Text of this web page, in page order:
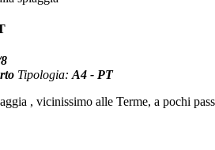
Tipologia: A4 - PT
, vicinissimo alle Terme, a pochi